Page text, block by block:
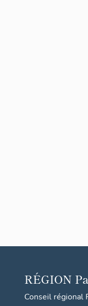
RÉGION
Conseil régional